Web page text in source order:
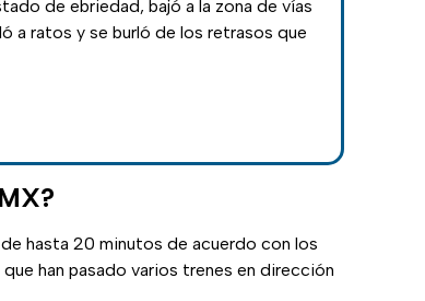
de ebriedad, bajó a la zona de vías
a ratos y se burló de los retrasos que
hasta 20 minutos de acuerdo con los
que han pasado varios trenes en dirección